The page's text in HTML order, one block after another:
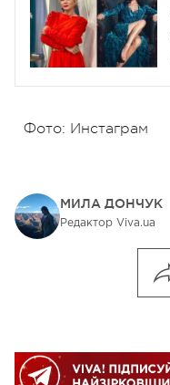
Фото: Инстаграм
МИЛА ДОНЧУК
Редактор Viva.ua